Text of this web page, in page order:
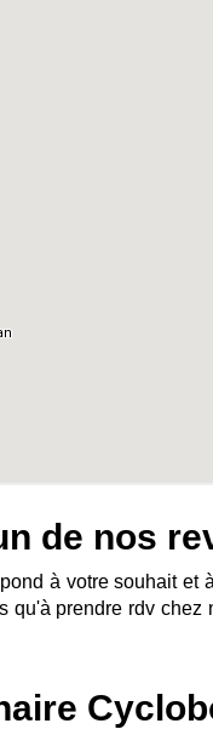
de nos
à votre souhait et
prendre rdv